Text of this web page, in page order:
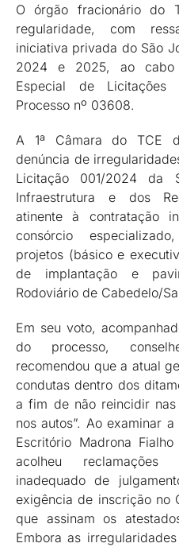
O órgão fracionário do
regularidade, com
iniciativa privada do São
2024 e 2025, ao cabo
Especial de
Processo nº 03608.
A 1ª Câmara do TCE
denúncia de
Licitação 001/2024 da
Infraestrutura e dos
atinente à contratação
consórcio
projetos (básico e
de implantação e
Rodoviário de Cabedelo/
Em seu voto,
do processo,
recomendou que a atual
condutas dentro dos
a fim de não reincidir
nos autos”. Ao examinar
Escritório Madrona
acolheu
inadequado de
exigência de inscrição no
que assinam os
Embora as